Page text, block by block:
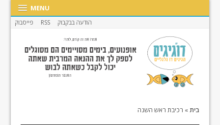
MENU
הודעה בבקבוק RSS פייסבוק
בית» רכיבת ראש השנה